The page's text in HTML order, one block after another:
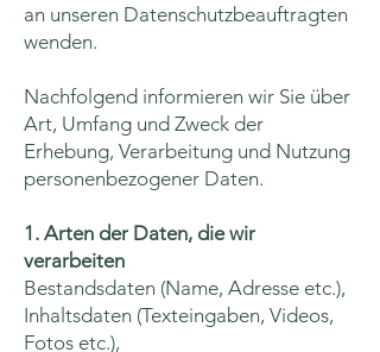
an unseren Datenschutzbeauftragten
wenden.
Nachfolgend informieren wir Sie über
Art, Umfang und Zweck der
Erhebung, Verarbeitung und Nutzung
personenbezogener Daten.
1. Arten der Daten, die wir
verarbeiten
Bestandsdaten (Name, Adresse etc.),
Inhaltsdaten (Texteingaben, Videos,
Fotos etc.),